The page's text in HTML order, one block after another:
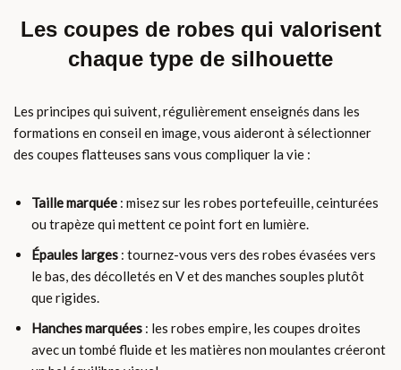
Les coupes de robes qui valorisent
chaque type de silhouette
Les principes qui suivent, régulièrement enseignés dans les
formations en conseil en image, vous aideront à sélectionner
des coupes flatteuses sans vous compliquer la vie :
Taille marquée : misez sur les robes portefeuille, ceinturées
ou trapèze qui mettent ce point fort en lumière.
Épaules larges : tournez-vous vers des robes évasées vers
le bas, des décolletés en V et des manches souples plutôt
que rigides.
Hanches marquées : les robes empire, les coupes droites
avec un tombé fluide et les matières non moulantes créeront